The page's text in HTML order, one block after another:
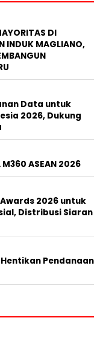
DI
INDUK MAGLIANO,
Data untuk
2026, Dukung
ASEAN 2026
2026 untuk
Distribusi Siaran
Pendanaan